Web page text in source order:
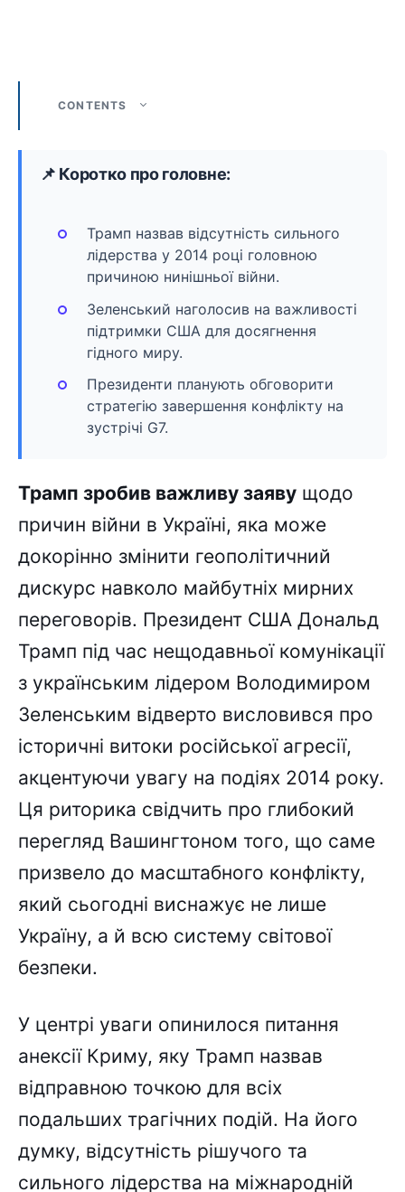
CONTENTS
📌 Коротко про головне:
Трамп назвав відсутність сильного
лідерства у 2014 році головною
причиною нинішньої війни.
Зеленський наголосив на важливості
підтримки США для досягнення
гідного миру.
Президенти планують обговорити
стратегію завершення конфлікту на
зустрічі G7.
Трамп зробив важливу заяву щодо
причин війни в Україні, яка може
докорінно змінити геополітичний
дискурс навколо майбутніх мирних
переговорів. Президент США Дональд
Трамп під час нещодавньої комунікації
з українським лідером Володимиром
Зеленським відверто висловився про
історичні витоки російської агресії,
акцентуючи увагу на подіях 2014 року.
Ця риторика свідчить про глибокий
перегляд Вашингтоном того, що саме
призвело до масштабного конфлікту,
який сьогодні виснажує не лише
Україну, а й всю систему світової
безпеки.
У центрі уваги опинилося питання
анексії Криму, яку Трамп назвав
відправною точкою для всіх
подальших трагічних подій. На його
думку, відсутність рішучого та
сильного лідерства на міжнародній